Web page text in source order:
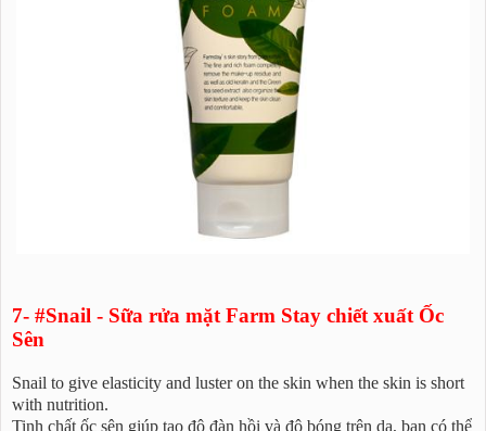
7- #Snail - Sữa rửa mặt Farm Stay chiết xuất Ốc
Sên
Snail to give elasticity and luster on the skin when the skin is short
with nutrition.
Tinh chất ốc sên giúp tạo độ đàn hồi và độ bóng trên da, bạn có thể